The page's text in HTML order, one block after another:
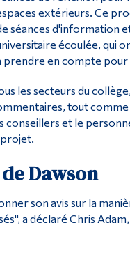
extérieurs. Ce
séances d'information
écoulée, qui
prendre en compte pour
les secteurs du
tout comme
conseillers et le
Dawson
son avis sur la
a déclaré Chris